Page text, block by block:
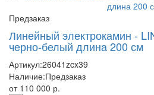
Предзаказ
Линейный электрокамин -
черно-белый длина 200 см
Артикул:26041zcx39
Наличие:Предзаказ
от 110 000 р.